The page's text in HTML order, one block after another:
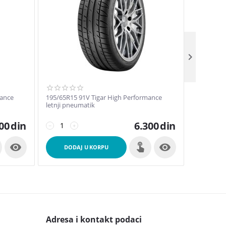
din

195/65R15 91V Tigar High Performance
letnji pneumatik
+
− 6.300din
DODAJ U KORPU 

Adresa i kontakt podaci